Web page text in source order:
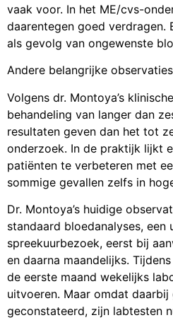
vaak voor. In het ME/cvs-
daarentegen goed verdragen.
als gevolg van ongewenste
Andere belangrijke
Volgens dr. Montoya’s
behandeling van langer dan
resultaten geven dan het tot
onderzoek. In de praktijk lijkt
patiënten te verbeteren met
sommige gevallen zelfs in
Dr. Montoya’s huidige
standaard bloedanalyses, een
spreekuurbezoek, eerst bij
en daarna maandelijks.
de eerste maand wekelijks
uitvoeren. Maar omdat
geconstateerd, zijn labtesten